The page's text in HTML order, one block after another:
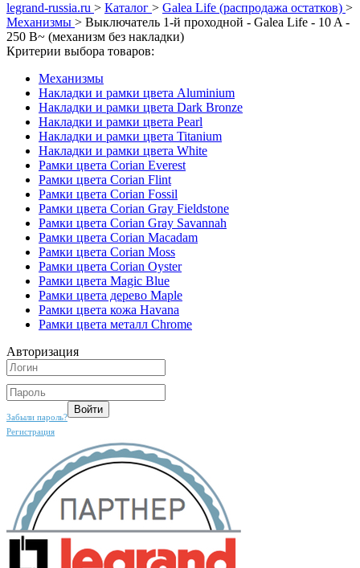
legrand-russia.ru > Каталог > Galea Life (распродажа остатков) >
Механизмы > Выключатель 1-й проходной - Galea Life - 10 A -
250 В~ (механизм без накладки)
Критерии выбора товаров:
Механизмы
Накладки и рамки цвета Aluminium
Накладки и рамки цвета Dark Bronze
Накладки и рамки цвета Pearl
Накладки и рамки цвета Titanium
Накладки и рамки цвета White
Рамки цвета Corian Everest
Рамки цвета Corian Flint
Рамки цвета Corian Fossil
Рамки цвета Corian Gray Fieldstone
Рамки цвета Corian Gray Savannah
Рамки цвета Corian Macadam
Рамки цвета Corian Moss
Рамки цвета Corian Oyster
Рамки цвета Magic Blue
Рамки цвета дерево Maple
Рамки цвета кожа Havana
Рамки цвета металл Chrome
Авторизация
Забыли пароль?
Регистрация